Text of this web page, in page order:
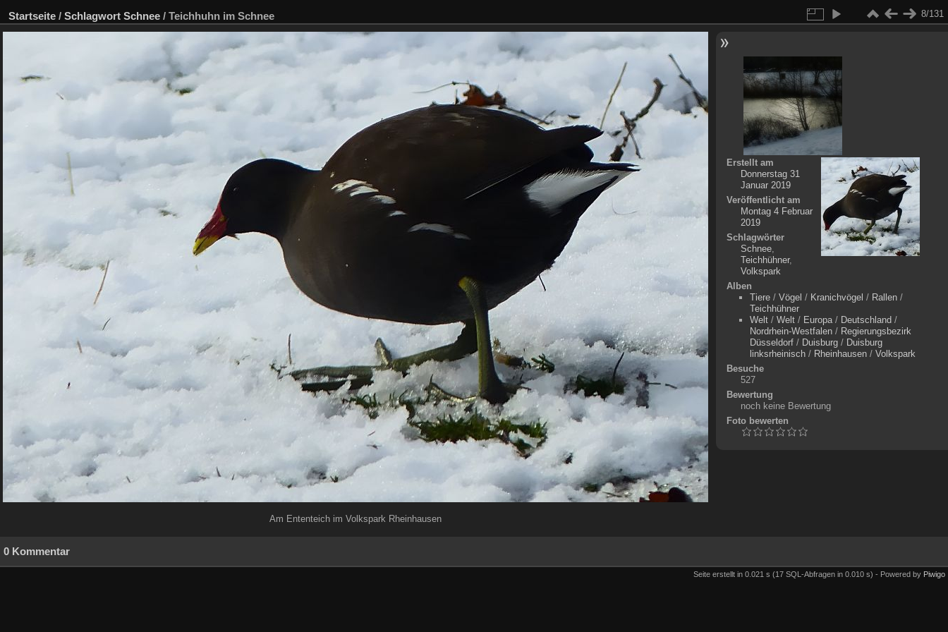
Startseite / Schlagwort Schnee / Teichhuhn im Schnee 8/131
Am Ententeich im Volkspark Rheinhausen
Erstellt am
Donnerstag 31
Januar 2019
Veröffentlicht am
Montag 4 Februar
2019
Schlagwörter
Schnee,
Teichhühner,
Volkspark
Alben
Tiere/ Vögel / Kranichvögel / Rallen/
Teichhühner
Welt/ Welt/ Europa/ Deutschland /
Nordrhein-Westfalen/ Regierungsbezirk
Düsseldorf/ Duisburg/ Duisburg
linksrheinisch/ Rheinhausen/ Volkspark
Besuche
527
Bewertung
noch keine Bewertung
Foto bewerten
0 Kommentar
Seite erstellt in 0.021 s (17 SQL-Abfragen in 0.010 s) - Powered by Piwigo